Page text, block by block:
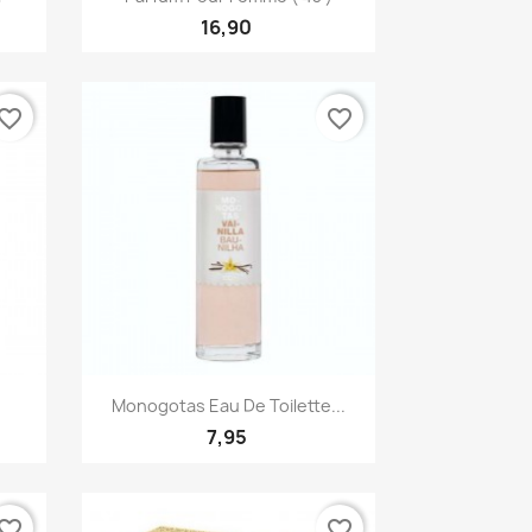
16,90
Quick view
Monogotas Eau De Toilette...
7,95
favorite_border